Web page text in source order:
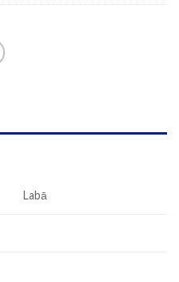
Labā